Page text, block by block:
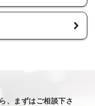
、まずはご相談下さ